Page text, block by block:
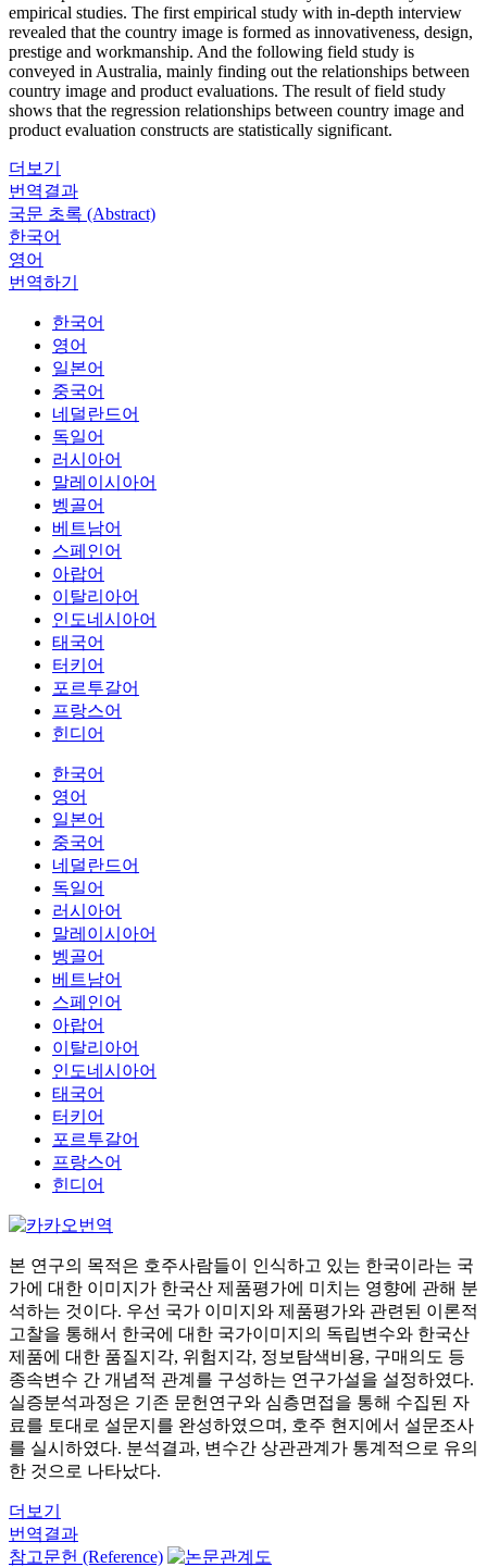
empirical studies. The first empirical study with in-depth interview
revealed that the country image is formed as innovativeness, design,
prestige and workmanship. And the following field study is
conveyed in Australia, mainly finding out the relationships between
country image and product evaluations. The result of field study
shows that the regression relationships between country image and
product evaluation constructs are statistically significant.
더보기
번역결과
국문 초록 (Abstract)
한국어
영어
번역하기
한국어
영어
일본어
중국어
네덜란드어
독일어
러시아어
말레이시아어
벵골어
베트남어
스페인어
아랍어
이탈리아어
인도네시아어
태국어
터키어
포르투갈어
프랑스어
힌디어
한국어
영어
일본어
중국어
네덜란드어
독일어
러시아어
말레이시아어
벵골어
베트남어
스페인어
아랍어
이탈리아어
인도네시아어
태국어
터키어
포르투갈어
프랑스어
힌디어
본 연구의 목적은 호주사람들이 인식하고 있는 한국이라는 국
가에 대한 이미지가 한국산 제품평가에 미치는 영향에 관해 분
석하는 것이다. 우선 국가 이미지와 제품평가와 관련된 이론적
고찰을 통해서 한국에 대한 국가이미지의 독립변수와 한국산
제품에 대한 품질지각, 위험지각, 정보탐색비용, 구매의도 등
종속변수 간 개념적 관계를 구성하는 연구가설을 설정하였다.
실증분석과정은 기존 문헌연구와 심층면접을 통해 수집된 자
료를 토대로 설문지를 완성하였으며, 호주 현지에서 설문조사
를 실시하였다. 분석결과, 변수간 상관관계가 통계적으로 유의
한 것으로 나타났다.
더보기
번역결과
참고문헌 (Reference)